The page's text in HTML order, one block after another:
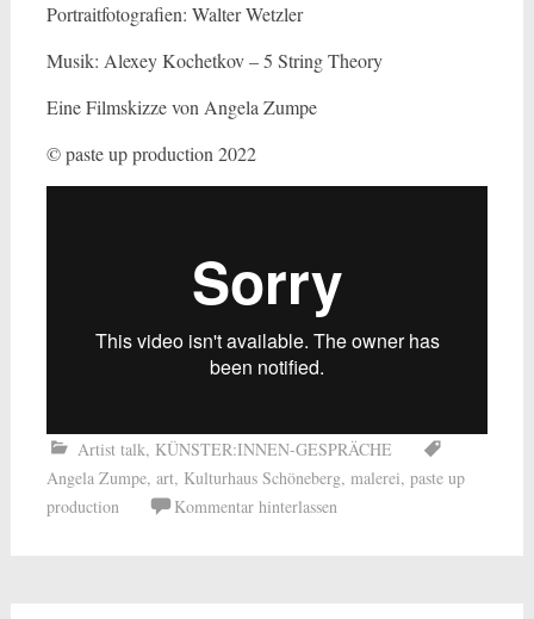
Portraitfotografien: Walter Wetzler
Musik: Alexey Kochetkov – 5 String Theory
Eine Filmskizze von Angela Zumpe
© paste up production 2022
Artist talk, KÜNSTER:INNEN-GESPRÄCHE
Angela Zumpe, art, Kulturhaus Schöneberg, malerei, paste up
production
Kommentar hinterlassen